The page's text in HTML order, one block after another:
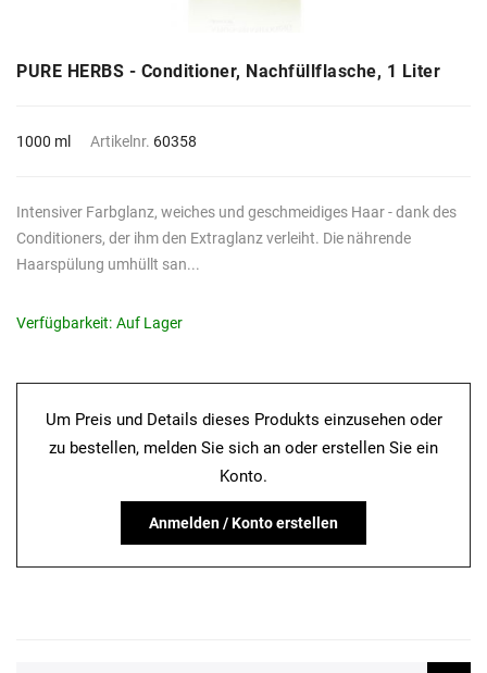
PURE HERBS - Conditioner, Nachfüllflasche, 1 Liter
1000 ml Artikelnr. 60358
Intensiver Farbglanz, weiches und geschmeidiges Haar - dank des
Conditioners, der ihm den Extraglanz verleiht. Die nährende
Haarspülung umhüllt san...
Verfügbarkeit: Auf Lager
Um Preis und Details dieses Produkts einzusehen oder
zu bestellen, melden Sie sich an oder erstellen Sie ein
Konto.
Anmelden / Konto erstellen